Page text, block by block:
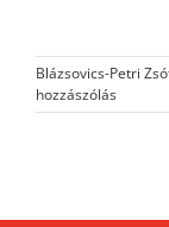
Blázsovics-Petri
hozzászólás